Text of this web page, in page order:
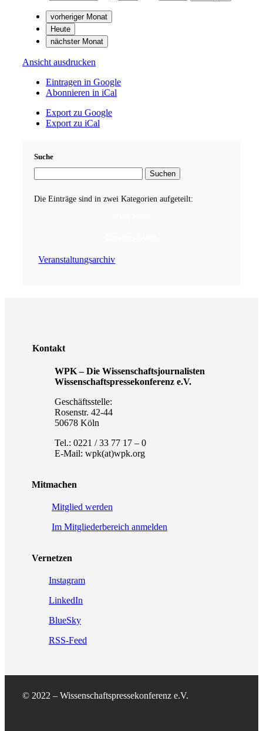
vorheriger Monat
Heute
nächster Monat
Ansichtausdrucken
Eintragen in Google
Abonnieren in iCal
Export zu Google
Export zu iCal
Suche
Veranstaltungen
Veranstaltungen
Suchen
Die Einträge sind in zwei Kategorien aufgeteilt:
Veranstaltungsarchiv
Kontakt
WPK – Die Wissenschaftsjournalisten
Wissenschaftspressekonferenz e.V.
Geschäftsstelle:
Rosenstr. 42-44
50678 Köln
Tel.: 0221 / 33 77 17 – 0
E-Mail: wpk(at)wpk.org
Mitmachen
Mitglied werden
Im Mitgliederbereich anmelden
Vernetzen
Instagram
LinkedIn
BlueSky
RSS-Feed
© 2022 – Wissenschaftspressekonferenz e.V.